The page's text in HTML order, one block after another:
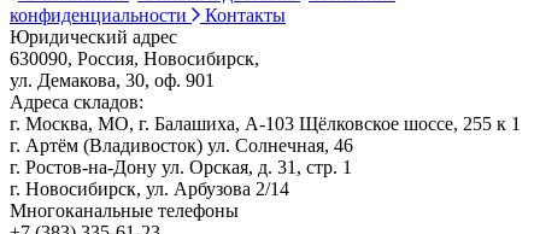
конфиденциальности
Контакты
Юридический адрес
630090, Россия, Новосибирск,
ул. Демакова, 30, оф. 901
Адреса складов:
г. Москва, МО, г. Балашиха, А-103 Щёлковское шоссе, 255 к 1
г. Артём (Владивосток) ул. Солнечная, 46
г. Ростов-на-Дону ул. Орская, д. 31, стр. 1
г. Новосибирск, ул. Арбузова 2/14
Многоканальные телефоны